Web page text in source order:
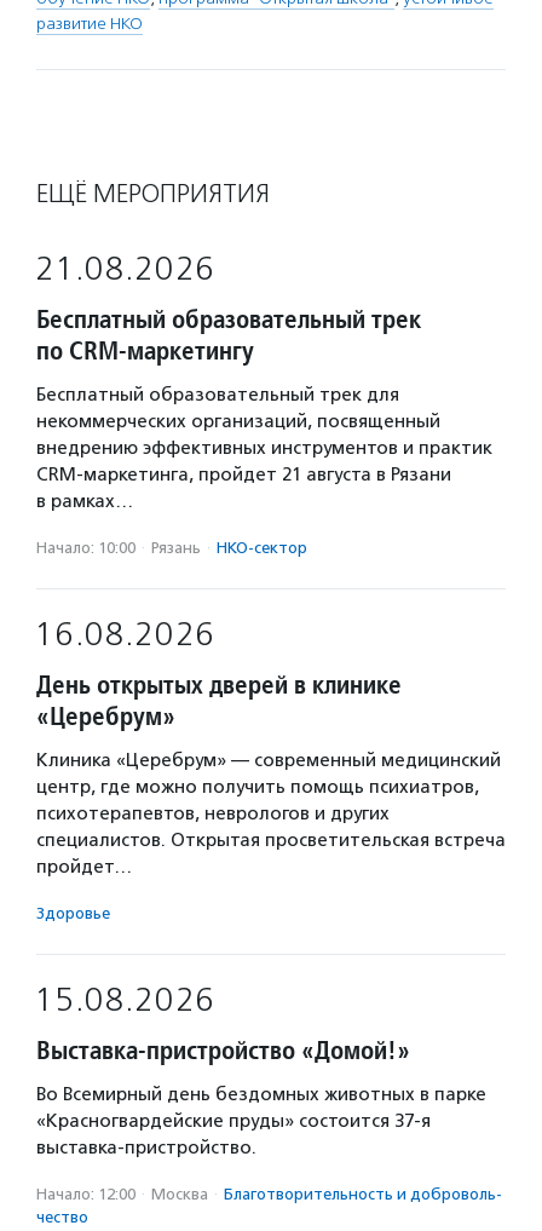
развитие НКО
ЕЩЁ МЕРОПРИЯТИЯ
21.08.2026
Бесплатный образовательный трек
по CRM-маркетингу
Бесплатный образовательный трек для
некоммерческих организаций, посвященный
внедрению эффективных инструментов и практик
CRM-маркетинга, пройдет 21 августа в Рязани
в рамках…
Начало: 10:00 · Рязань · НКО-сектор
16.08.2026
День открытых дверей в клинике
«Церебрум»
Клиника «Церебрум» — современный медицинский
центр, где можно получить помощь психиатров,
психотерапевтов, неврологов и других
специалистов. Открытая просветительская встреча
пройдет…
Здоровье
15.08.2026
Выставка-пристройство «Домой!»
Во Всемирный день бездомных животных в парке
«Красногвардейские пруды» состоится 37-я
выставка-пристройство.
Начало: 12:00 · Москва · Благотвори­тель­ность и доброволь­
чест­во